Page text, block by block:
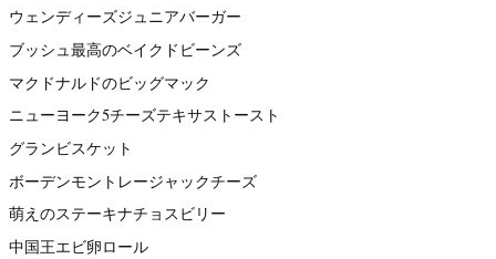
ウェンディーズジュニアバーガー
ブッシュ最高のベイクドビーンズ
マクドナルドのビッグマック
ニューヨーク5チーズテキサストースト
グランビスケット
ボーデンモントレージャックチーズ
萌えのステーキナチョスビリー
中国王エビ卵ロール